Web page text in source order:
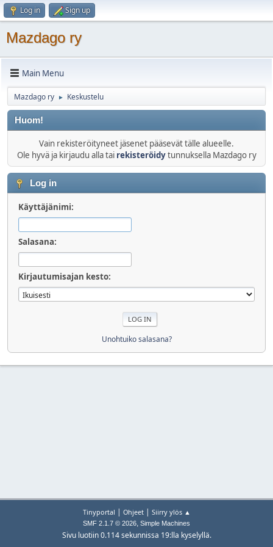
Log in Sign up
Mazdago ry
Main Menu
Mazdago ry ► Keskustelu
Huom!
Vain rekisteröityneet jäsenet pääsevät tälle alueelle.
Ole hyvä ja kirjaudu alla tai rekisteröidytunnuksella Mazdago ry
Log in
Käyttäjänimi:
Salasana:
Kirjautumisajan kesto:
Unohtuiko salasana?
Tinyportal | Ohjeet| Siirry ylös ▲
SMF 2.1.7 © 2026, Simple Machines
Sivu luotiin 0.114 sekunnissa 19:lla kyselyllä.